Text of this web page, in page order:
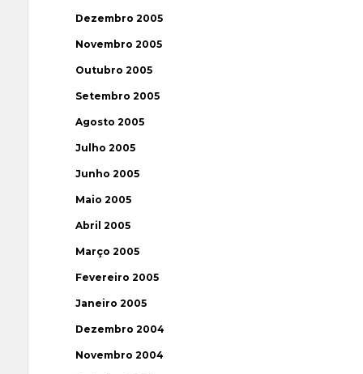
Dezembro 2005
Novembro 2005
Outubro 2005
Setembro 2005
Agosto 2005
Julho 2005
Junho 2005
Maio 2005
Abril 2005
Março 2005
Fevereiro 2005
Janeiro 2005
Dezembro 2004
Novembro 2004